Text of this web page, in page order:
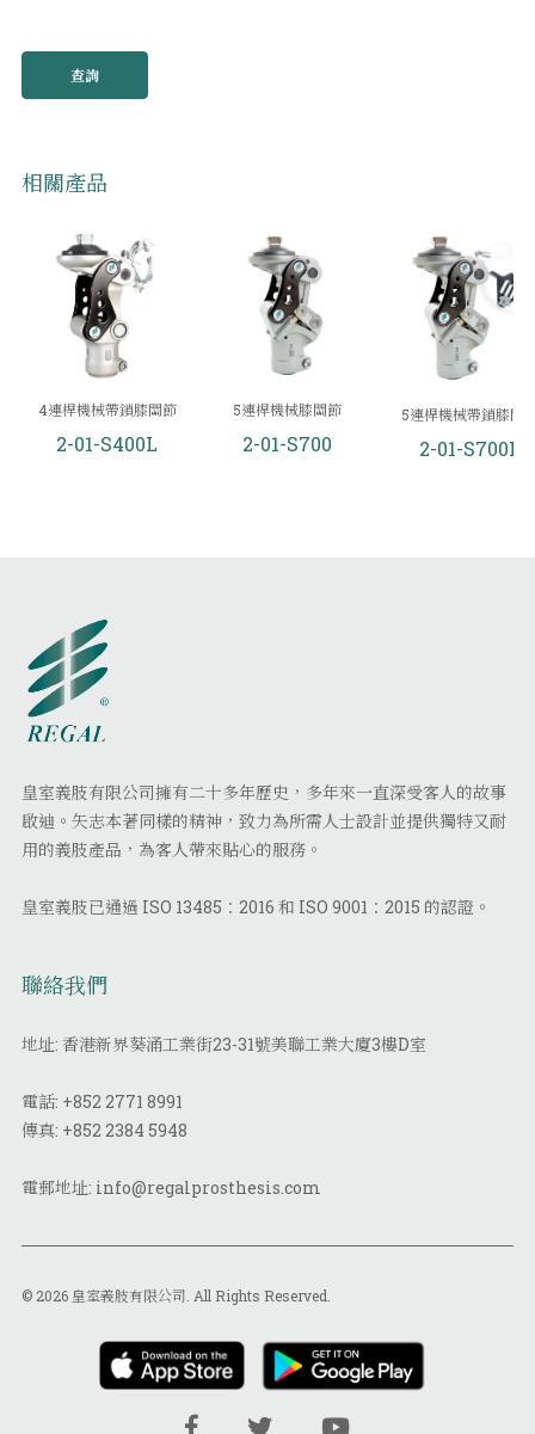
查詢
相關產品
4連桿機械帶鎖膝關節
2-01-S400L
5連桿機械膝關節
2-01-S700
5連桿機械帶鎖膝關
2-01-S700L
皇室義肢有限公司擁有二十多年歷史，多年來一直深受客人的故事
啟迪。矢志本著同樣的精神，致力為所需人士設計並提供獨特又耐
用的義肢產品，為客人帶來貼心的服務。
皇室義肢已通過 ISO 13485：2016 和 ISO 9001：2015 的認證。
聯絡我們
地址: 香港新界葵涌工業街23-31號美聯工業大廈3樓D室
電話: +852 2771 8991
傳真: +852 2384 5948
電郵地址: info@regalprosthesis.com
© 2026 皇室義肢有限公司. All Rights Reserved.